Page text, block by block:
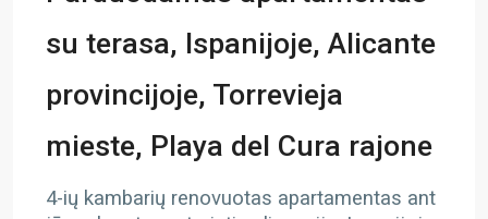
su terasa, Ispanijoje, Alicante
provincijoje, Torrevieja
mieste, Playa del Cura rajone
4-ių kambarių renovuotas apartamentas ant